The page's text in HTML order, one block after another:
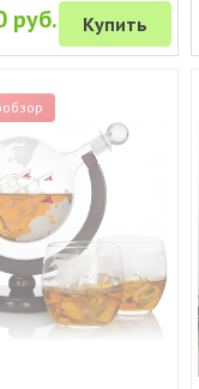
руб. Купить